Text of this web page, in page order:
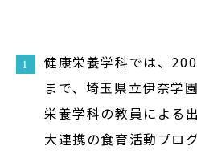
School Life
入学案内
Admission
健康栄養学科では、
まで、埼玉県立伊奈学
栄養学科の教員による
大連携の食育活動プロ